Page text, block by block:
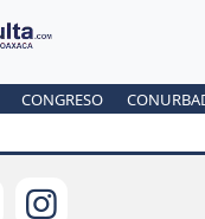
CONGRESO